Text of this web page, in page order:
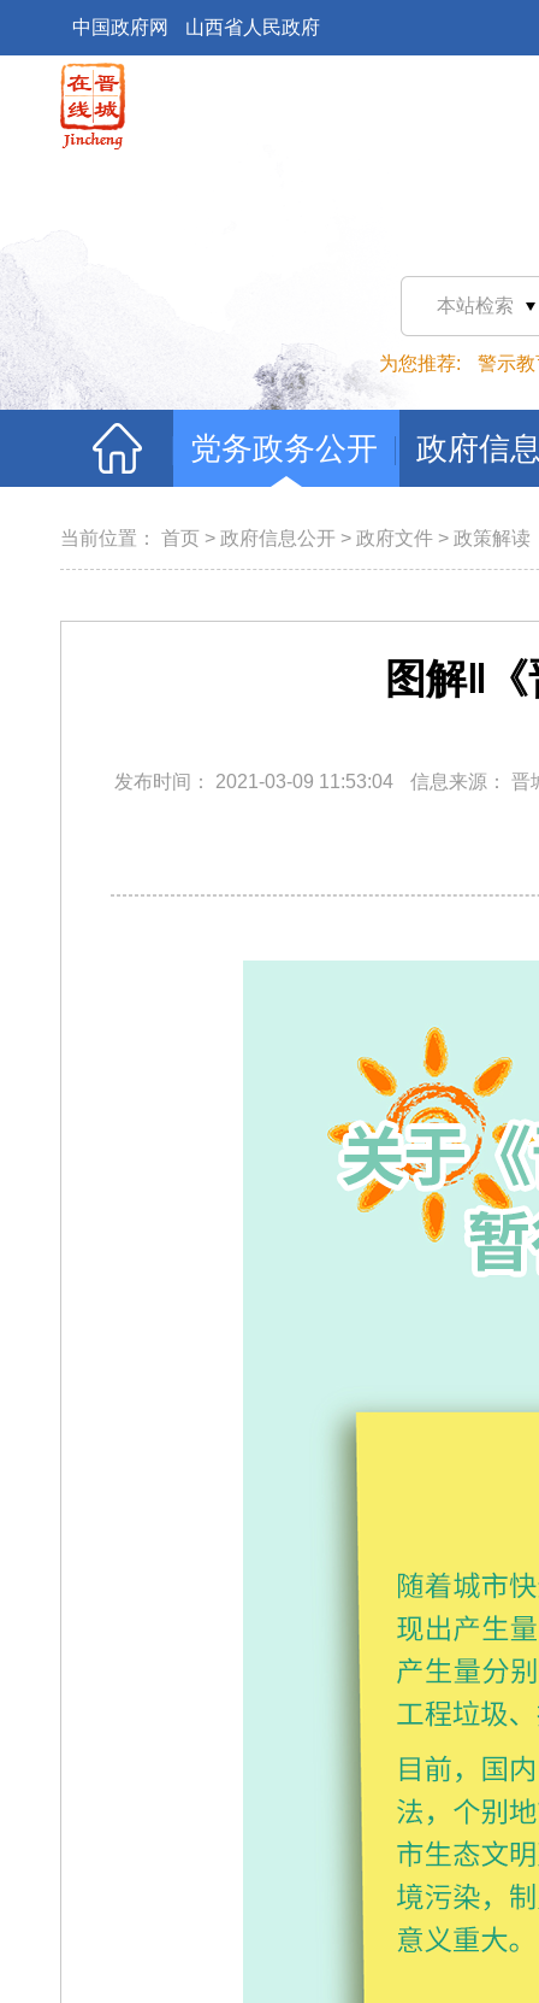
中国政府网 山西省人民政府
本站检索
为您推荐: 警示教
党务政务公开 政府信
当前位置： 首页 > 政府信息公开 > 政府文件 > 政策解读
图解‖
发布时间： 2021-03-09 11:53:04 信息来源： 晋